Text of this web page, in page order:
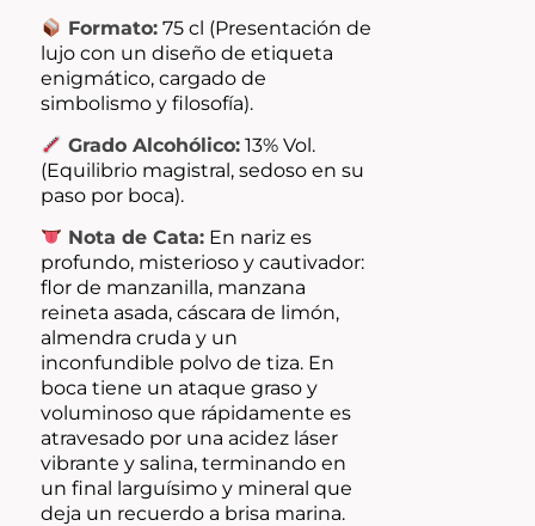
Formato:75 cl (Presentación de
lujo con un diseño de etiqueta
enigmático, cargado de
simbolismo y filosofía).
Grado Alcohólico:13% Vol.
(Equilibrio magistral, sedoso en su
paso por boca).
Nota de Cata:En nariz es
profundo, misterioso y cautivador:
flor de manzanilla, manzana
reineta asada, cáscara de limón,
almendra cruda y un
inconfundible polvo de tiza. En
boca tiene un ataque graso y
voluminoso que rápidamente es
atravesado por una acidez láser
vibrante y salina, terminando en
un final larguísimo y mineral que
deja un recuerdo a brisa marina.